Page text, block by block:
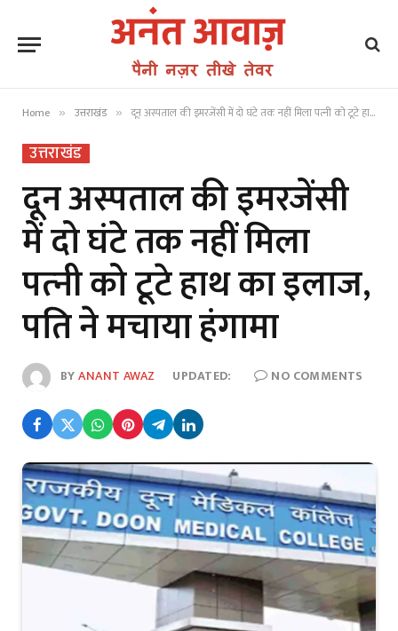
Home » उत्तराखंड » दून अस्पताल की इमरजेंसी में दो घंटे तक नहीं मिला पत्‍नी को टूटे हाथ का इलाज, पति ने मचाया हंगामा
उत्तराखंड
दून अस्पताल की इमरजेंसी
में दो घंटे तक नहीं मिला
पत्‍नी को टूटे हाथ का इलाज,
पति ने मचाया हंगामा
BYANANT AWAZ UPDATED: NO COMMENTS